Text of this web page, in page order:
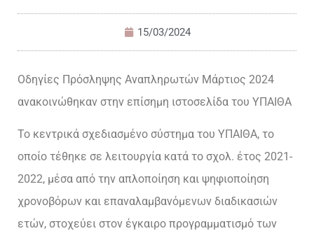
15/03/2024
Οδηγίες Πρόσληψης Αναπληρωτών Μάρτιος 2024
ανακοινώθηκαν στην επίσημη ιστοσελίδα του ΥΠΑΙΘΑ
Το κεντρικά σχεδιασμένο σύστημα του ΥΠΑΙΘA, το
οποίο τέθηκε σε λειτουργία κατά το σχολ. έτος 2021-
2022, μέσα από την απλοποίηση και ψηφιοποίηση
χρονοβόρων και επαναλαμβανόμενων διαδικασιών
ετών, στοχεύει στον έγκαιρο προγραμματισμό των